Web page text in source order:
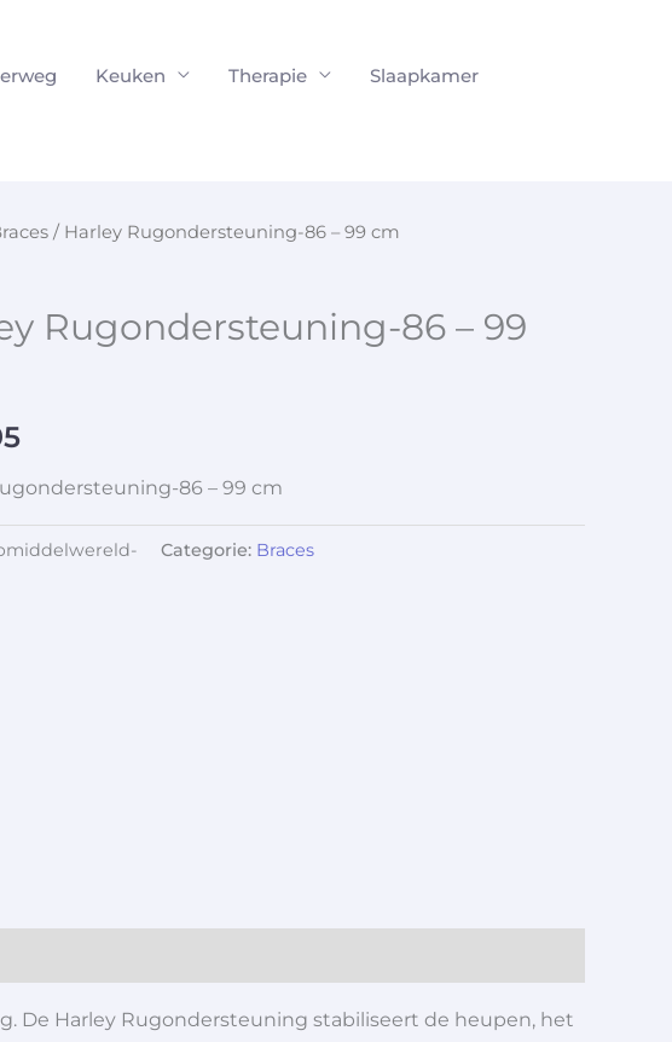
Keuken Therapie
Slaapkamer
/ Harley Rugondersteuning-86 – 99 cm
Rugondersteuning-86 – 99
86 – 99 cm
Categorie: Braces
De Harley Rugondersteuning stabiliseert de heupen, het